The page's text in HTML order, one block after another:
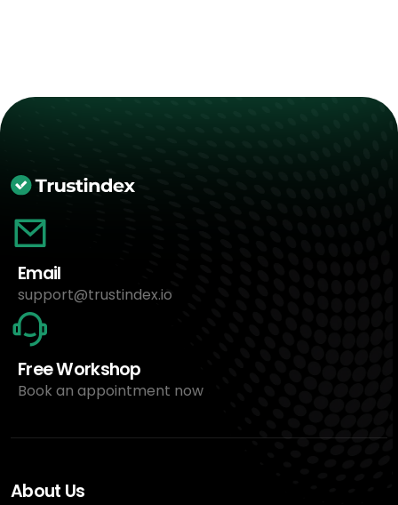
Email
support@trustindex.io
Free Workshop
Book an appointment now
About Us